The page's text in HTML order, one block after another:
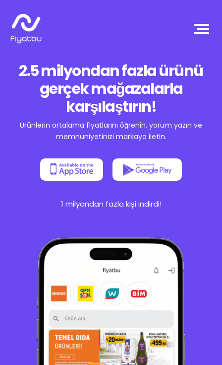
2.5 milyondan fazla ürünü
gerçek mağazalarla
karşılaştırın!
Ürünlerin ortalama fiyatlarını öğrenin, yorum yazın ve
memnuniyetinizi markaya iletin.
1 milyondan fazla kişi indirdi!